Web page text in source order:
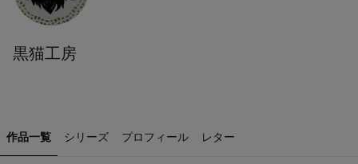
黒猫工房
作品一覧 シリーズ プロフィール レター